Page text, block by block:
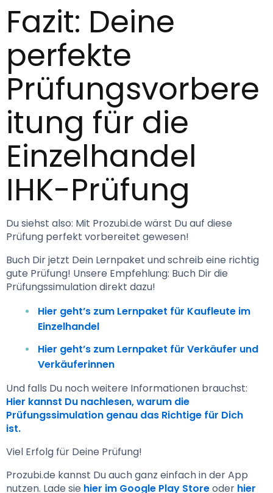
Fazit: Deine
perfekte
Prüfungsvorbere
itung für die
Einzelhandel
IHK-Prüfung
Du siehst also: Mit Prozubi.de wärst Du auf diese
Prüfung perfekt vorbereitet gewesen!
Buch Dir jetzt Dein Lernpaket und schreib eine richtig
gute Prüfung! Unsere Empfehlung: Buch Dir die
Prüfungssimulation direkt dazu!
Hier geht’s zum Lernpaket für Kaufleute im
Einzelhandel
Hier geht’s zum Lernpaket für Verkäufer und
Verkäuferinnen
Hier kannst Du nachlesen, warum die
Prüfungssimulation genau das Richtige für Dich
ist.
Viel Erfolg für Deine Prüfung!
Prozubi.de kannst Du auch ganz einfach in der App
nutzen. Lade sie hier im Google Play Store oder hier